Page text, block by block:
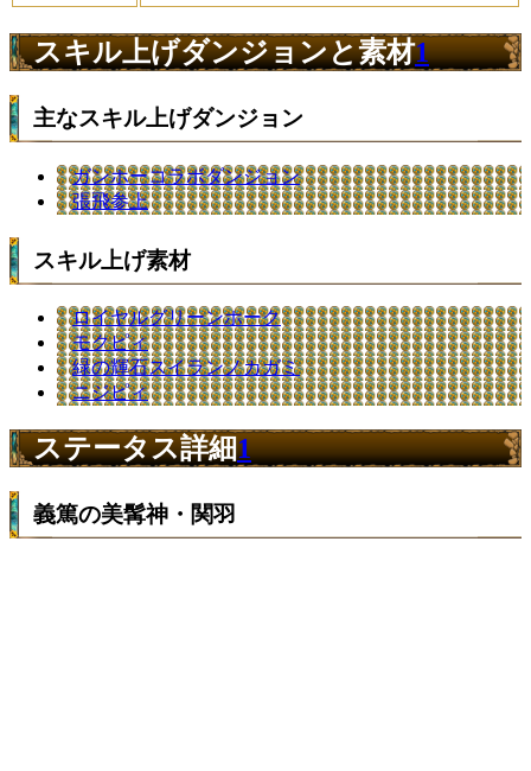
スキル上げダンジョンと素材1
主なスキル上げダンジョン
ガンホーコラボダンジョン
張飛参上
スキル上げ素材
ロイヤルグリーンホーク
モクピィ
緑の輝石スイランノカガミ
ニジピィ
ステータス詳細1
義篤の美髯神・関羽